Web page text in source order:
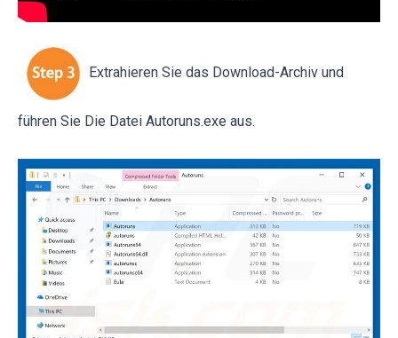
Extrahieren Sie das Download-Archiv und
führen Sie Die Datei Autoruns.exe aus.